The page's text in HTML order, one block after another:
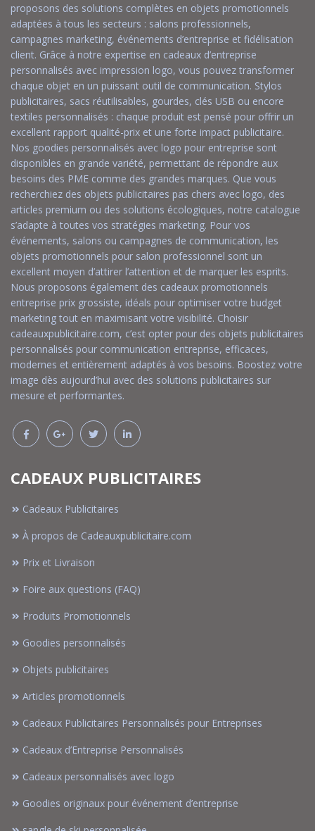
proposons des solutions complètes en objets promotionnels
adaptées à tous les secteurs : salons professionnels,
campagnes marketing, événements d’entreprise et fidélisation
client. Grâce à notre expertise en cadeaux d’entreprise
personnalisés avec impression logo, vous pouvez transformer
chaque objet en un puissant outil de communication. Stylos
publicitaires, sacs réutilisables, gourdes, clés USB ou encore
textiles personnalisés : chaque produit est pensé pour offrir un
excellent rapport qualité-prix et une forte impact publicitaire.
Nos goodies personnalisés avec logo pour entreprise sont
disponibles en grande variété, permettant de répondre aux
besoins des PME comme des grandes marques. Que vous
recherchiez des objets publicitaires pas chers avec logo, des
articles premium ou des solutions écologiques, notre catalogue
s’adapte à toutes vos stratégies marketing. Pour vos
événements, salons ou campagnes de communication, les
objets promotionnels pour salon professionnel sont un
excellent moyen d’attirer l’attention et de marquer les esprits.
Nous proposons également des cadeaux promotionnels
entreprise prix grossiste, idéals pour optimiser votre budget
marketing tout en maximisant votre visibilité. Choisir
cadeauxpublicitaire.com, c’est opter pour des objets publicitaires
personnalisés pour communication entreprise, efficaces,
modernes et entièrement adaptés à vos besoins. Boostez votre
image dès aujourd’hui avec des solutions publicitaires sur
mesure et performantes.
CADEAUX PUBLICITAIRES
Cadeaux Publicitaires
À propos de Cadeauxpublicitaire.com
Prix et Livraison
Foire aux questions (FAQ)
Produits Promotionnels
Goodies personnalisés
Objets publicitaires
Articles promotionnels
Cadeaux Publicitaires Personnalisés pour Entreprises
Cadeaux d’Entreprise Personnalisés
Cadeaux personnalisés avec logo
Goodies originaux pour événement d’entreprise